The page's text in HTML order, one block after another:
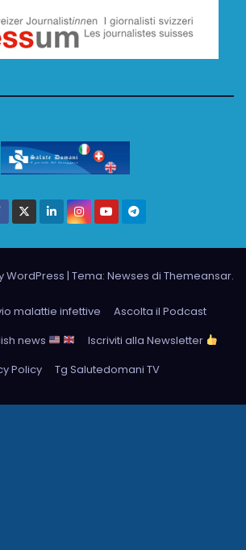
WordPress | Tema: Newses di Themeansar.
malattie infettive
Ascolta il Podcast
news
Iscriviti alla Newsletter
Policy
Tg Salutedomani TV